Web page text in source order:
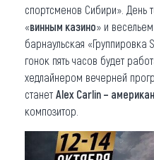
спортсменов Сибири». День
«винным казино» и
барнаульская «Группировка
гонок пять часов будет
хедлайнером вечерней
станет Alex Carlin –
композитор.